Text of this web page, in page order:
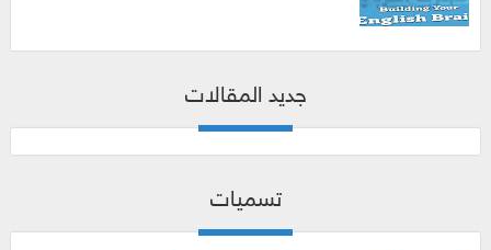
كورسات
جديد المقالات
تسميات